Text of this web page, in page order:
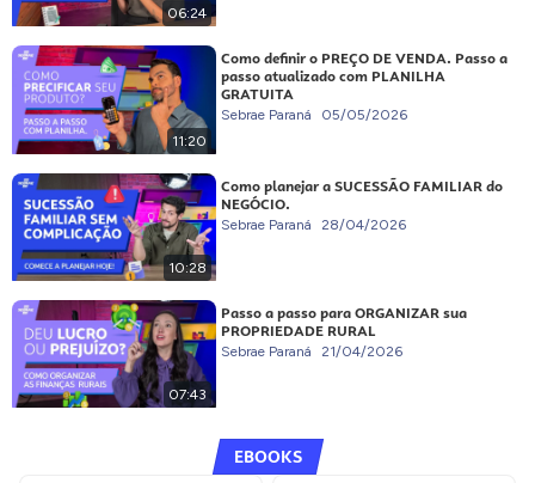
06:24
11:20
Como definir o PREÇO DE VENDA. Passo a
passo atualizado com PLANILHA
GRATUITA
Sebrae Paraná 05/05/2026
10:28
Como planejar a SUCESSÃO FAMILIAR do
NEGÓCIO.
Sebrae Paraná 28/04/2026
07:43
Passo a passo para ORGANIZAR sua
PROPRIEDADE RURAL
Sebrae Paraná 21/04/2026
EBOOKS